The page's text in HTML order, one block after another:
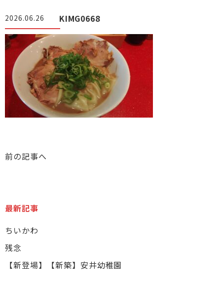
2026.06.26 KIMG0668
前の記事へ
最新記事
ちいかわ
残念
【新登場】【新築】安井幼稚園